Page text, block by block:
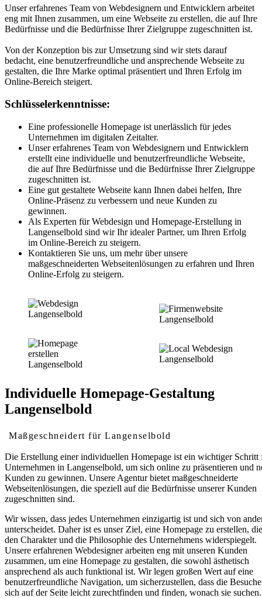
Unser erfahrenes Team von Webdesignern und Entwicklern arbeitet
eng mit Ihnen zusammen, um eine Webseite zu erstellen, die auf Ihre
Bedürfnisse und die Bedürfnisse Ihrer Zielgruppe zugeschnitten ist.
Von der Konzeption bis zur Umsetzung sind wir stets darauf
bedacht, eine benutzerfreundliche und ansprechende Webseite zu
gestalten, die Ihre Marke optimal präsentiert und Ihren Erfolg im
Online-Bereich steigert.
Schlüsselerkenntnisse:
Eine professionelle Homepage ist unerlässlich für jedes
Unternehmen im digitalen Zeitalter.
Unser erfahrenes Team von Webdesignern und Entwicklern
erstellt eine individuelle und benutzerfreundliche Webseite,
die auf Ihre Bedürfnisse und die Bedürfnisse Ihrer Zielgruppe
zugeschnitten ist.
Eine gut gestaltete Webseite kann Ihnen dabei helfen, Ihre
Online-Präsenz zu verbessern und neue Kunden zu
gewinnen.
Als Experten für Webdesign und Homepage-Erstellung in
Langenselbold sind wir Ihr idealer Partner, um Ihren Erfolg
im Online-Bereich zu steigern.
Kontaktieren Sie uns, um mehr über unsere
maßgeschneiderten Webseitenlösungen zu erfahren und Ihren
Online-Erfolg zu steigern.
Individuelle Homepage-Gestaltung
Langenselbold
Maßgeschneidert für Langenselbold
Die Erstellung einer individuellen Homepage ist ein wichtiger Schritt
Unternehmen in Langenselbold, um sich online zu präsentieren und
Kunden zu gewinnen. Unsere Agentur bietet maßgeschneiderte
Webseitenlösungen, die speziell auf die Bedürfnisse unserer Kunden
zugeschnitten sind.
Wir wissen, dass jedes Unternehmen einzigartig ist und sich von
unterscheidet. Daher ist es unser Ziel, eine Homepage zu erstellen, die
den Charakter und die Philosophie des Unternehmens widerspiegelt.
Unsere erfahrenen Webdesigner arbeiten eng mit unseren Kunden
zusammen, um eine Homepage zu gestalten, die sowohl ästhetisch
ansprechend als auch funktional ist. Wir legen großen Wert auf eine
benutzerfreundliche Navigation, um sicherzustellen, dass die
sich auf der Seite leicht zurechtfinden und finden, wonach sie suchen.